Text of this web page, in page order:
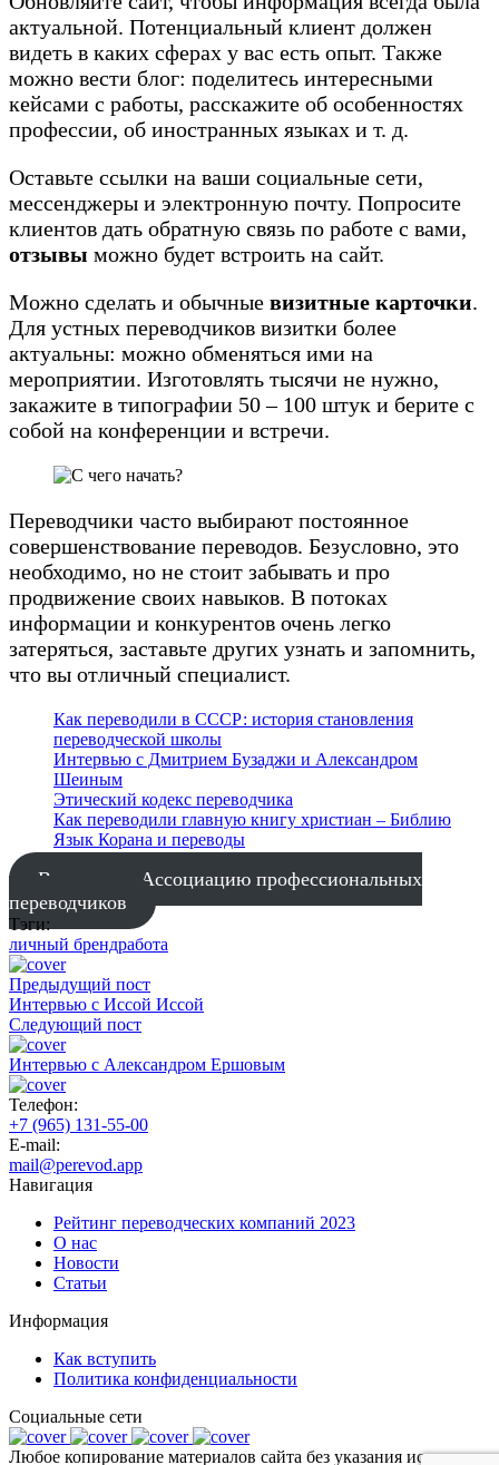
актуальной. Потенциальный клиент должен
видеть в каких сферах у вас есть опыт. Также
можно вести блог: поделитесь интересными
кейсами с работы, расскажите об особенностях
профессии, об иностранных языках и т. д.
Оставьте ссылки на ваши социальные сети,
мессенджеры и электронную почту. Попросите
клиентов дать обратную связь по работе с вами,
отзывы можно будет встроить на сайт.
Можно сделать и обычные визитные карточки.
Для устных переводчиков визитки более
актуальны: можно обменяться ими на
мероприятии. Изготовлять тысячи не нужно,
закажите в типографии 50 – 100 штук и берите с
собой на конференции и встречи.
Переводчики часто выбирают постоянное
совершенствование переводов. Безусловно, это
необходимо, но не стоит забывать и про
продвижение своих навыков. В потоках
информации и конкурентов очень легко
затеряться, заставьте других узнать и запомнить,
что вы отличный специалист.
Как переводили в СССР: история становления
переводческой школы
Интервью с Дмитрием Бузаджи и Александром
Шеиным
Этический кодекс переводчика
Как переводили главную книгу христиан – Библию
Язык Корана и переводы
Вступить в Ассоциацию профессиональных
переводчиков
Тэги:
личный брендработа
Предыдущий пост
Интервью с Иссой Иссой
Следующий пост
Интервью с Александром Ершовым
Телефон:
+7 (965) 131-55-00
E-mail:
mail@perevod.app
Навигация
Рейтинг переводческих компаний 2023
О нас
Новости
Статьи
Информация
Как вступить
Политика конфиденциальности
Социальные сети
Любое копирование материалов сайта без указания источника